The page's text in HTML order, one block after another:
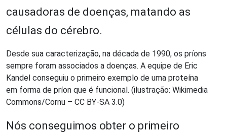
causadoras de doenças, matando as
células do cérebro.
Desde sua caracterização, na década de 1990, os príons
sempre foram associados a doenças. A equipe de Eric
Kandel conseguiu o primeiro exemplo de uma proteína
em forma de príon que é funcional. (ilustração: Wikimedia
Commons/Cornu – CC BY-SA 3.0)
Nós conseguimos obter o primeiro